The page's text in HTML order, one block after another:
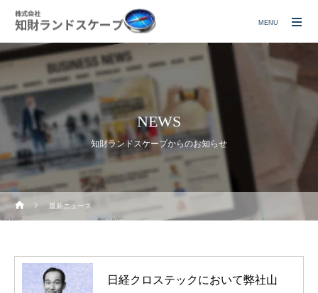
NEWS
知財ランドスケープからのお知らせ
最新ニュース
日経クロステックにおいて弊社山
MENU